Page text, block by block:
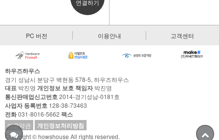
연결하기
PC 버전 이용안내 고객센터
하우즈하우스
경기 성남시 분당구 백현동 578-5, 하우즈하우스
대표 박진영 개인정보 보호 책임자박진영
통신판매업신고번호2014-경기성남-0181호
사업자 등록번호 128-38-73463
전화031-8016-5662 팩스
이용약관 개인정보처리방침
Copyright © howshouse All rights reserved.